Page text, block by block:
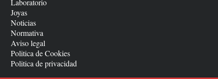
Joyas
Noticias
Normativa
Aviso legal
Politica de Cookies
Politica de privacidad